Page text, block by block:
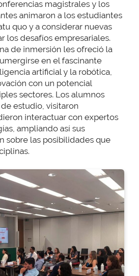
magistrales y los
animaron a los estudiantes
quo y a considerar nuevas
los desafíos empresariales.
de inmersión les ofreció la
en el fascinante
artificial y la robótica,
con un potencial
sectores. Los alumnos
estudio, visitaron
interactuar con expertos
ampliando así sus
sobre las posibilidades que